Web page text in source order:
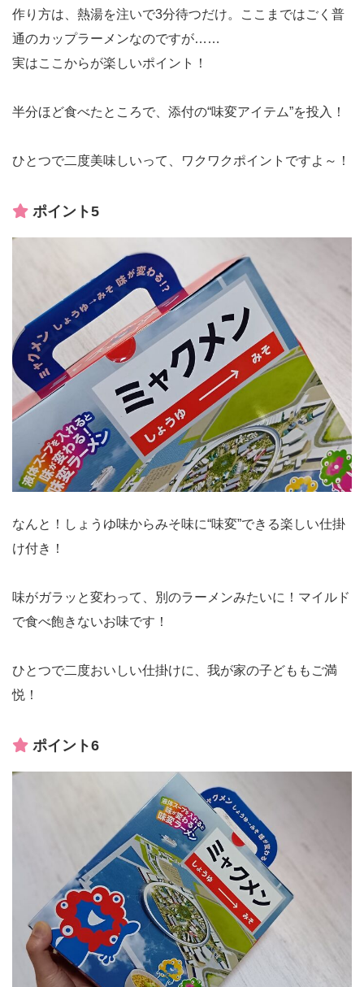
作り方は、熱湯を注いで3分待つだけ。ここまではごく普
通のカップラーメンなのですが……
実はここからが楽しいポイント！
半分ほど食べたところで、添付の“味変アイテム”を投入！
ひとつで二度美味しいって、ワクワクポイントですよ～！
ポイント5
なんと！しょうゆ味からみそ味に“味変”できる楽しい仕掛
け付き！
味がガラッと変わって、別のラーメンみたいに！マイルド
で食べ飽きないお味です！
ひとつで二度おいしい仕掛けに、我が家の子どももご満
悦！
ポイント6